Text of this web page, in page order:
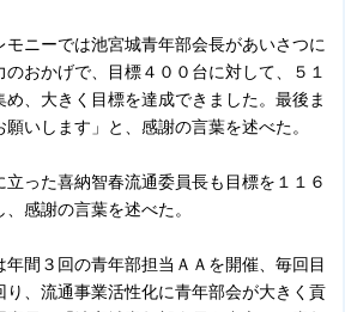
ニーでは池宮城青年部会長があいさつに
おかげで、目標４００台に対して、５１
め、大きく目標を達成できました。最後ま
いします」と、感謝の言葉を述べた。
った喜納智春流通委員長も目標を１１６
感謝の言葉を述べた。
間３回の青年部担当ＡＡを開催、毎回目
り、流通事業活性化に青年部会が大きく貢